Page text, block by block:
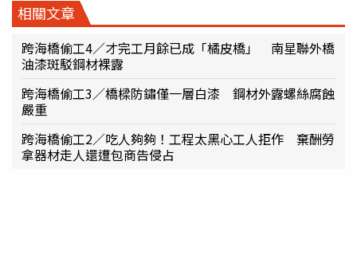
相關文章
跨海橋偷工4／才完工月餘已成「橘皮橋」 南星聯外橋
油漆斑駁鋼材裸露
跨海橋偷工3／橋樑防鏽僅一層白漆 鋼材外露螺絲腐蝕
嚴重
跨海橋偷工2／吃人夠夠！工程太黑心工人拒作 棄酬勞
拿器材走人還遭包商告侵占